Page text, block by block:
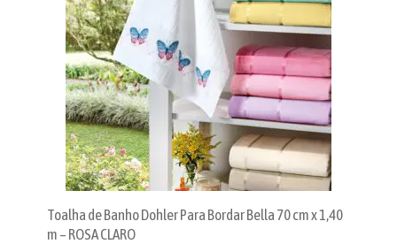
Toalha de Banho Dohler Para Bordar Bella 70 cm x 1,40
m – ROSA CLARO